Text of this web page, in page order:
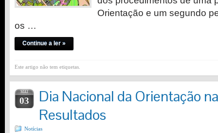
Orientação e um segundo
os …
Continue a ler »
Este artigo não tem etiquetas.
MAI
03
Dia Nacional da Orientação
Resultados
Notícias